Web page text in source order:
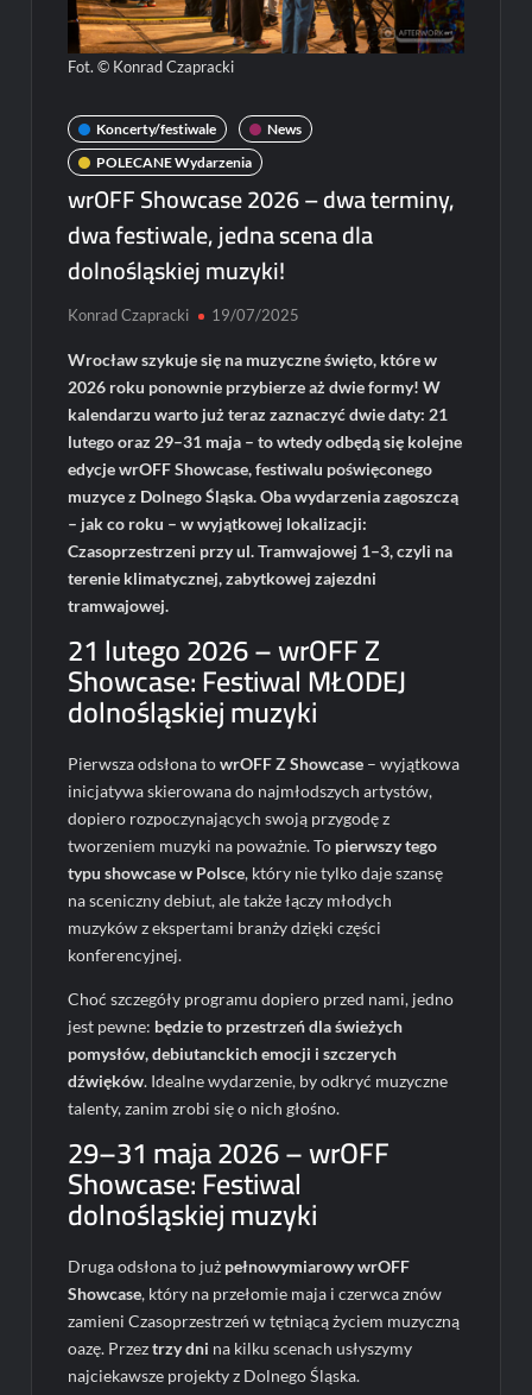
Fot. © Konrad Czapracki
Koncerty/festiwale
News
POLECANE Wydarzenia
wrOFF Showcase 2026 – dwa terminy,
dwa festiwale, jedna scena dla
dolnośląskiej muzyki!
Konrad Czapracki 19/07/2025
Wrocław szykuje się na muzyczne święto, które w
2026 roku ponownie przybierze aż dwie formy! W
kalendarzu warto już teraz zaznaczyć dwie daty: 21
lutego oraz 29–31 maja – to wtedy odbędą się kolejne
edycje wrOFF Showcase, festiwalu poświęconego
muzyce z Dolnego Śląska. Oba wydarzenia zagoszczą
– jak co roku – w wyjątkowej lokalizacji:
Czasoprzestrzeni przy ul. Tramwajowej 1–3, czyli na
terenie klimatycznej, zabytkowej zajezdni
tramwajowej.
21 lutego 2026 – wrOFF Z
Showcase: Festiwal MŁODEJ
dolnośląskiej muzyki
Pierwsza odsłona towrOFF Z Showcase – wyjątkowa
inicjatywa skierowana do najmłodszych artystów,
dopiero rozpoczynających swoją przygodę z
tworzeniem muzyki na poważnie. To pierwszy tego
typu showcase w Polsce, który nie tylko daje szansę
na sceniczny debiut, ale także łączy młodych
muzyków z ekspertami branży dzięki części
konferencyjnej.
Choć szczegóły programu dopiero przed nami, jedno
jest pewne: będzie to przestrzeń dla świeżych
pomysłów, debiutanckich emocji i szczerych
dźwięków. Idealne wydarzenie, by odkryć muzyczne
talenty, zanim zrobi się o nich głośno.
29–31 maja 2026 – wrOFF
Showcase: Festiwal
dolnośląskiej muzyki
Druga odsłona to już pełnowymiarowy wrOFF
Showcase, który na przełomie maja i czerwca znów
zamieni Czasoprzestrzeń w tętniącą życiem muzyczną
oazę. Przeztrzy dni na kilku scenach usłyszymy
najciekawsze projekty z Dolnego Śląska.